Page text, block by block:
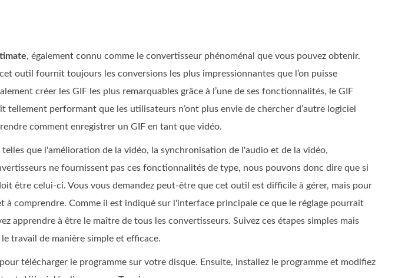
, également connu comme le convertisseur phénoménal que vous pouvez obtenir.
outil fournit toujours les conversions les plus impressionnantes que l’on puisse
créer les GIF les plus remarquables grâce à l’une de ses fonctionnalités, le GIF
performant que les utilisateurs n’ont plus envie de chercher d’autre logiciel
comment enregistrer un GIF en tant que vidéo.
que l'amélioration de la vidéo, la synchronisation de l'audio et de la vidéo,
ne fournissent pas ces fonctionnalités de type, nous pouvons donc dire que si
être celui-ci. Vous vous demandez peut-être que cet outil est difficile à gérer, mais pour
comprendre. Comme il est indiqué sur l'interface principale ce que le réglage pourrait
apprendre à être le maître de tous les convertisseurs. Suivez ces étapes simples mais
travail de manière simple et efficace.
télécharger le programme sur votre disque. Ensuite, installez le programme et modifiez